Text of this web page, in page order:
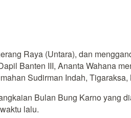
Raya (Untara), dan
Banten III, Ananta Wahana
Sudirman Indah, Tigaraksa,
Bulan Bung Karno
lalu.